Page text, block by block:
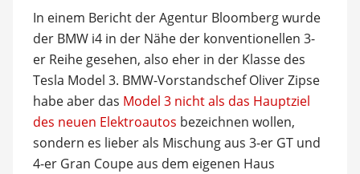
In einem Bericht der Agentur Bloomberg wurde
der BMW i4 in der Nähe der konventionellen 3-
er Reihe gesehen, also eher in der Klasse des
Tesla Model 3. BMW-Vorstandschef Oliver Zipse
habe aber das Model 3 nicht als das Hauptziel
des neuen Elektroautos bezeichnen wollen,
sondern es lieber als Mischung aus 3-er GT und
4-er Gran Coupe aus dem eigenen Haus